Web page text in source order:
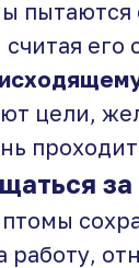
пытаются
его
цели,
работу,